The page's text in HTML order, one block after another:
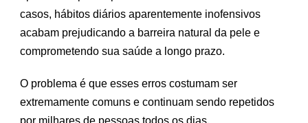
casos, hábitos diários aparentemente inofensivos
acabam prejudicando a barreira natural da pele e
comprometendo sua saúde a longo prazo.
O problema é que esses erros costumam ser
extremamente comuns e continuam sendo repetidos